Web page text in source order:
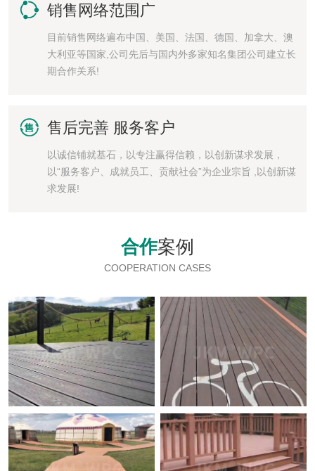
 销售网络范围广
目前销售网络遍布中国、美国、法国、德国、加拿大、澳
大利亚等国家,公司先后与国内外多家知名集团公司建立长
期合作关系!
 售后完善 服务客户
以诚信铺就基石，以专注赢得信赖，以创新谋求发展，
以“服务客户、成就员工、贡献社会”为企业宗旨 ,以创新谋
求发展!
合作案例
COOPERATION CASES